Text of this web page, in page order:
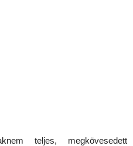
teljes, megkövesedett